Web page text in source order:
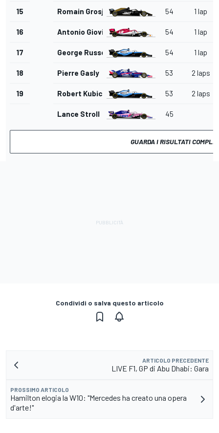
15 Romain Grosjean 54 1 lap
16 Antonio Giovinazzi 54 1 lap
17 George Russell 54 1 lap
18 Pierre Gasly 53 2 laps
19 Robert Kubica 53 2 laps
Lance Stroll 45
GUARDA I RISULTATI
Condividi o salva questo articolo
ARTICOLO PRECEDENTE
LIVE F1, GP di Abu Dhabi: Gara
PROSSIMO ARTICOLO
Hamilton elogia la W10: "Mercedes ha creato una opera
d'arte!"